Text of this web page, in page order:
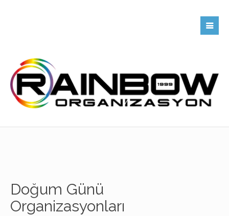
Doğum Günü
Organizasyonları